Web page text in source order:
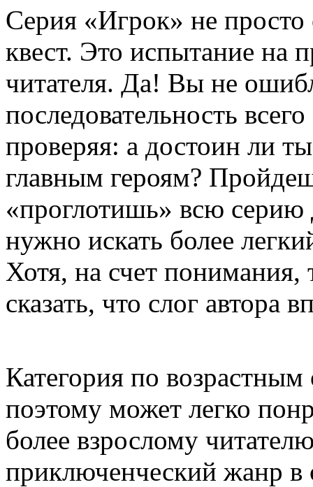
Серия «Игрок» не
квест. Это испытание на
читателя. Да! Вы не
последовательность
проверяя: а достоин ли
главным героям?
«проглотишь» всю серию
нужно искать более
Хотя, на счет понимания,
сказать, что слог автора
Категория по
поэтому может легко
более взрослому
приключенческий жанр в